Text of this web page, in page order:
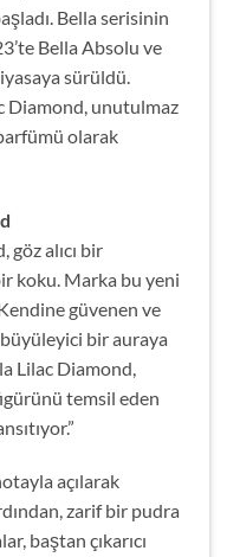
Bella serisinin
Bella Absolu ve
sürüldü.
Diamond, unutulmaz
olarak
alıcı bir
koku. Marka bu yeni
güvenen ve
bir auraya
Lilac Diamond,
temsil eden
açılarak
zarif bir pudra
baştan çıkarıcı